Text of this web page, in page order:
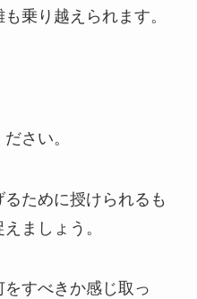
乗り越えられます。
さい。
ために授けられるも
ましょう。
すべきか感じ取っ